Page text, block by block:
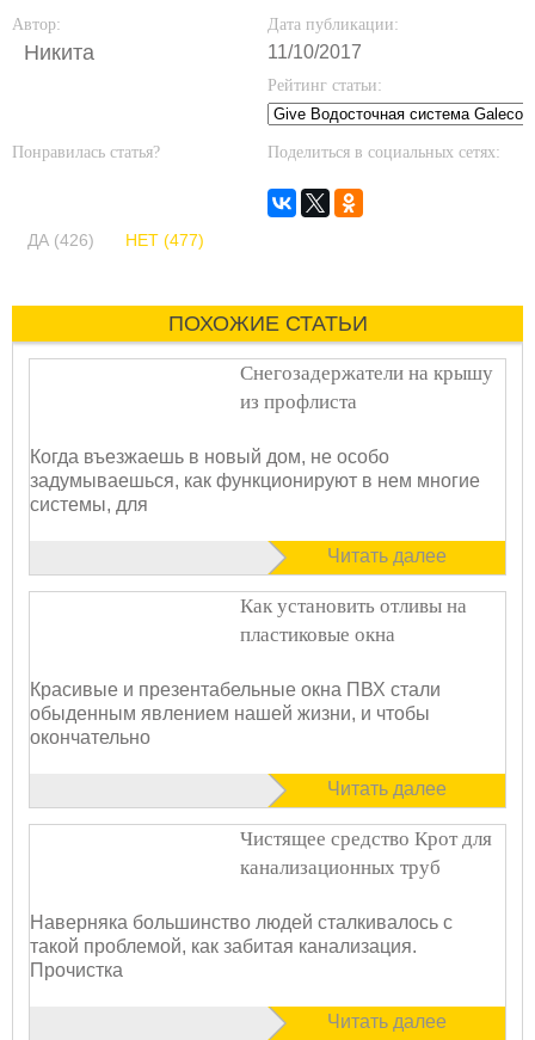
Автор:
Никита
Дата публикации:
11/10/2017
Рейтинг статьи:
Понравилась статья?
ДА (426) НЕТ (477)
Поделиться в социальных сетях:
ПОХОЖИЕ СТАТЬИ
Снегозадержатели на крышу
из профлиста
Когда въезжаешь в новый дом, не особо
задумываешься, как функционируют в нем многие
системы, для
Читать далее
Как установить отливы на
пластиковые окна
Красивые и презентабельные окна ПВХ стали
обыденным явлением нашей жизни, и чтобы
окончательно
Читать далее
Чистящее средство Крот для
канализационных труб
Наверняка большинство людей сталкивалось с
такой проблемой, как забитая канализация.
Прочистка
Читать далее